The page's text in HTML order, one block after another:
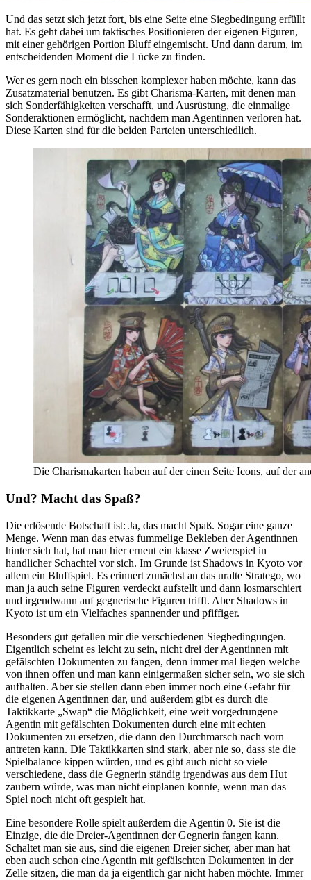
Und das setzt sich jetzt fort, bis eine Seite eine Siegbedingung erfüllt
hat. Es geht dabei um taktisches Positionieren der eigenen Figuren,
mit einer gehörigen Portion Bluff eingemischt. Und dann darum, im
entscheidenden Moment die Lücke zu finden.
Wer es gern noch ein bisschen komplexer haben möchte, kann das
Zusatzmaterial benutzen. Es gibt Charisma-Karten, mit denen man
sich Sonderfähigkeiten verschafft, und Ausrüstung, die einmalige
Sonderaktionen ermöglicht, nachdem man Agentinnen verloren hat.
Diese Karten sind für die beiden Parteien unterschiedlich.
Die Charismakarten haben auf der einen Seite Icons, auf der
Und? Macht das Spaß?
Die erlösende Botschaft ist: Ja, das macht Spaß. Sogar eine ganze
Menge. Wenn man das etwas fummelige Bekleben der Agentinnen
hinter sich hat, hat man hier erneut ein klasse Zweierspiel in
handlicher Schachtel vor sich. Im Grunde ist Shadows in Kyoto vor
allem ein Bluffspiel. Es erinnert zunächst an das uralte Stratego, wo
man ja auch seine Figuren verdeckt aufstellt und dann losmarschiert
und irgendwann auf gegnerische Figuren trifft. Aber Shadows in
Kyoto ist um ein Vielfaches spannender und pfiffiger.
Besonders gut gefallen mir die verschiedenen Siegbedingungen.
Eigentlich scheint es leicht zu sein, nicht drei der Agentinnen mit
gefälschten Dokumenten zu fangen, denn immer mal liegen welche
von ihnen offen und man kann einigermaßen sicher sein, wo sie sich
aufhalten. Aber sie stellen dann eben immer noch eine Gefahr für
die eigenen Agentinnen dar, und außerdem gibt es durch die
Taktikkarte „Swap“ die Möglichkeit, eine weit vorgedrungene
Agentin mit gefälschten Dokumenten durch eine mit echten
Dokumenten zu ersetzen, die dann den Durchmarsch nach vorn
antreten kann. Die Taktikkarten sind stark, aber nie so, dass sie die
Spielbalance kippen würden, und es gibt auch nicht so viele
verschiedene, dass die Gegnerin ständig irgendwas aus dem Hut
zaubern würde, was man nicht einplanen konnte, wenn man das
Spiel noch nicht oft gespielt hat.
Eine besondere Rolle spielt außerdem die Agentin 0. Sie ist die
Einzige, die die Dreier-Agentinnen der Gegnerin fangen kann.
Schaltet man sie aus, sind die eigenen Dreier sicher, aber man hat
eben auch schon eine Agentin mit gefälschten Dokumenten in der
Zelle sitzen, die man da ja eigentlich gar nicht haben möchte. Immer